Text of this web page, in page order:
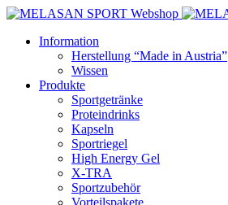
Information
Herstellung “Made in Austria”
Wissen
Produkte
Sportgetränke
Proteindrinks
Kapseln
Sportriegel
High Energy Gel
X-TRA
Sportzubehör
Vorteilspakete